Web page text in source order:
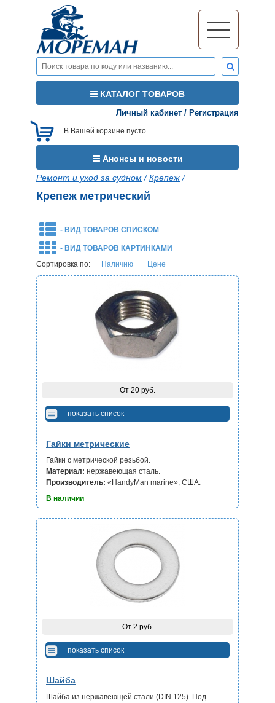
КАТАЛОГ ТОВАРОВ
Ремонт и уход за судном/Крепеж/
Крепеж метрический
- ВИД ТОВАРОВ СПИСКОМ
- ВИД ТОВАРОВ КАРТИНКАМИ
Сортировка по:
Наличию Цене
Гайки метрические
Гайки с метрической резьбой.
Материал: нержавеющая сталь.
Производитель: «HandyMan marine», США.
В наличии
От 20 руб.
показать список
Шайба
Шайба из нержавеющей стали (DIN 125). Под
От 2 руб.
показать список
Личный кабинет / Регистрация
В Вашей корзине пусто
Анонсы и новости